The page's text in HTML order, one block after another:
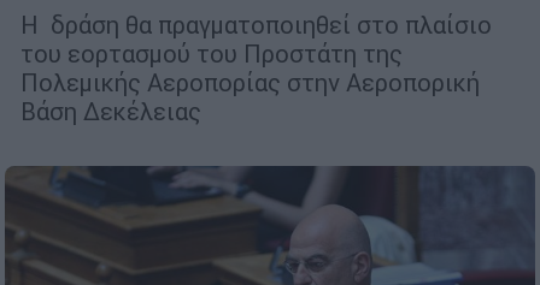
Η δράση θα πραγματοποιηθεί στο πλαίσιο
του εορτασμού του Προστάτη της
Πολεμικής Αεροπορίας στην Αεροπορική
Βάση Δεκέλειας